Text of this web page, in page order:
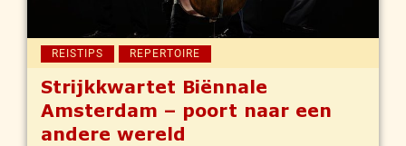
REISTIPS REPERTOIRE
Strijkkwartet Biënnale
Amsterdam – poort naar een
andere wereld